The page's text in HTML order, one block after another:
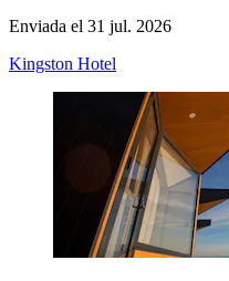
Enviada el 31 jul. 2026
Kingston Hotel